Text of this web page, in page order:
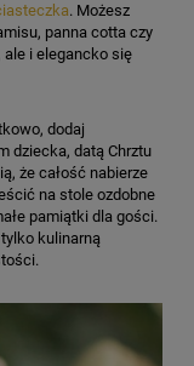
. Możesz
panna cotta czy
i elegancko się
dodaj
dziecka, datą Chrztu
że całość nabierze
na stole ozdobne
pamiątki dla gości.
kulinarną